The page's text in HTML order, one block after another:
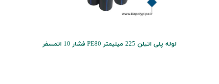
لوله پلی اتیلن 225 میلیمتر PE80 فشار 10 اتمسفر